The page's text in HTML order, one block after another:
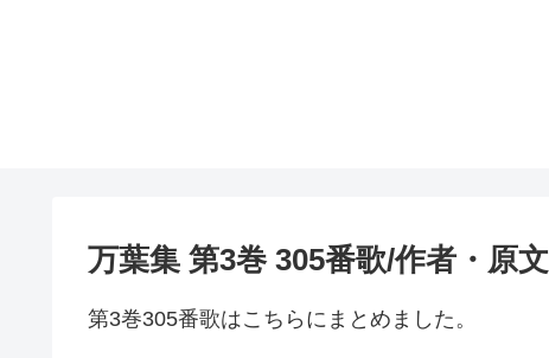
万葉集 第3巻 305番歌/作者・原
第3巻305番歌はこちらにまとめました。